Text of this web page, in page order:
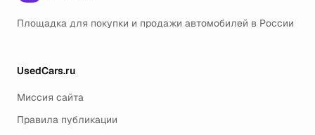
Площадка для покупки и продажи автомобилей в России
UsedCars.ru
Миссия сайта
Правила публикации